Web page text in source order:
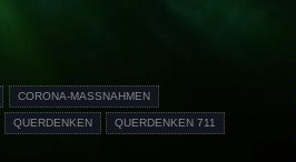
CORONA-MASSNAHMEN
QUERDENKEN QUERDENKEN 711